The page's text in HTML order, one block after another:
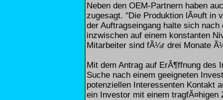
Neben den OEM-Partnern haben
zugesagt. "Die Produktion lÃ¤uft in
der Auftragseingang halte sich
inzwischen auf einem konstanten
Mitarbeiter sind fÃ¼r drei Monate
Mit dem Antrag auf ErÃ¶ffnung des
Suche nach einem geeigneten
potenziellen Interessenten Kontakt
ein Investor mit einem tragfÃ¤higen